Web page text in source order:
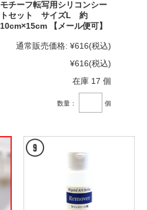
モチーフ転写用シリコンシー
トセット サイズL 約
10cm×15cm 【メール便可】
通常販売価格: ¥616(税込)
¥616(税込)
在庫 17 個
数量： 個